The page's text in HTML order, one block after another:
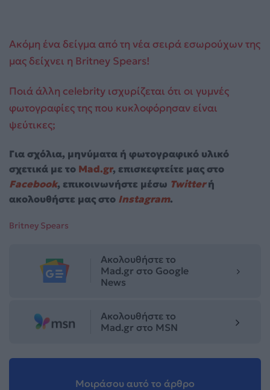
Ακόμη ένα δείγμα από τη νέα σειρά εσωρούχων της
μας δείχνει η Britney Spears!
Ποιά άλλη celebrity ισχυρίζεται ότι οι γυμνές
φωτογραφίες της που κυκλοφόρησαν είναι
ψεύτικες;
Για σχόλια, μηνύματα ή φωτογραφικό υλικό
σχετικά με το Mad.gr, επισκεφτείτε μας στο
Facebook, επικοινωνήστε μέσω Twitterή
ακολουθήστε μας στο Instagram.
Britney Spears
Ακολουθήστε το
Mad.gr στο Google
News
Ακολουθήστε το
Mad.gr στο MSN
Μοιράσου αυτό το άρθρο